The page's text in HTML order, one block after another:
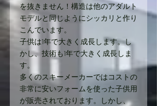
を抜きません！構造は他のアダルト
モデルと同じようにシッカリと作り
こんでいます。
子供は1年で大きく成長します。し
かし、技術も1年で大きく成長しま
す。
多くのスキーメーカーではコストの
非常に安いフォームを使った子供用
が販売されております。しかし、